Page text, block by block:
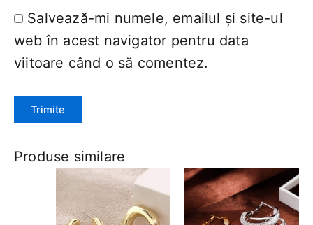
Salvează-mi numele, emailul și site-ul
web în acest navigator pentru data
viitoare când o să comentez.
Produse similare
Acest
produs
Acest
produs